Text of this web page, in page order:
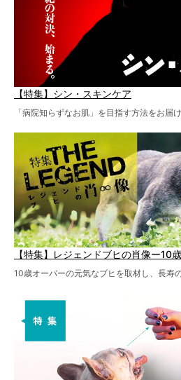
【特集】シン・スキンケア
「病院知らずなお肌」を目指す方法をお届け
【特集】レジェンドブヒの肖像ー10
10歳オーバーの元気なブヒを取材し、長寿